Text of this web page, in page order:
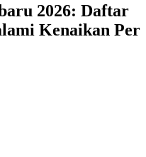
2026: Daftar
Kenaikan Per